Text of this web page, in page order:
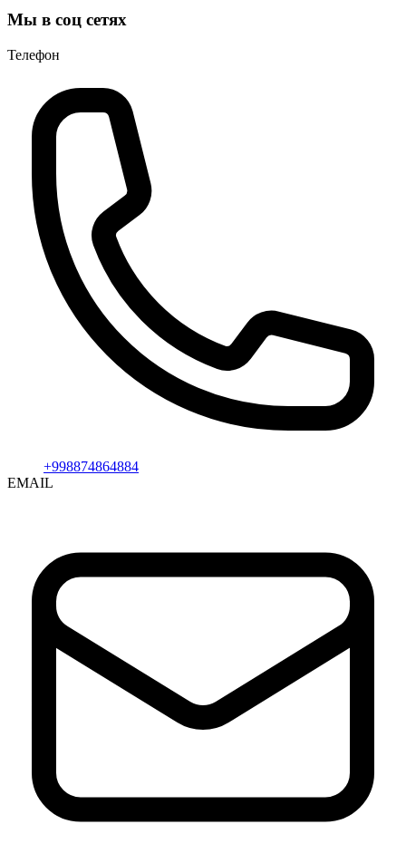
Мы в соц сетях
Телефон
+998874864884
EMAIL